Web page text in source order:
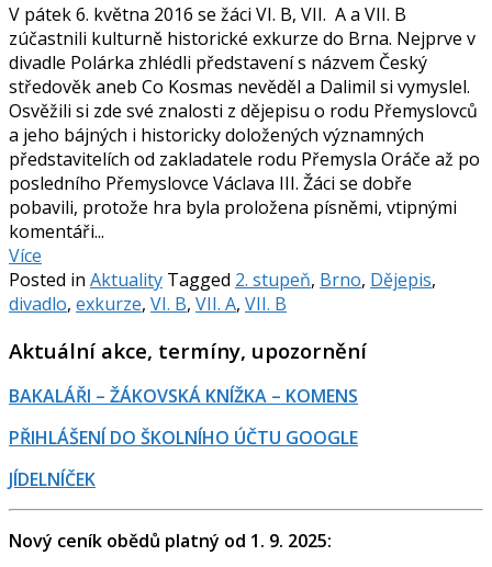
V pátek 6. května 2016 se žáci VI. B, VII. A a VII. B
zúčastnili kulturně historické exkurze do Brna. Nejprve v
divadle Polárka zhlédli představení s názvem Český
středověk aneb Co Kosmas nevěděl a Dalimil si vymyslel.
Osvěžili si zde své znalosti z dějepisu o rodu Přemyslovců
a jeho bájných i historicky doložených významných
představitelích od zakladatele rodu Přemysla Oráče až po
posledního Přemyslovce Václava III. Žáci se dobře
pobavili, protože hra byla proložena písněmi, vtipnými
komentáři...
Více
Posted in Aktuality Tagged 2. stupeň, Brno, Dějepis,
divadlo, exkurze, VI. B, VII. A, VII. B
Aktuální akce, termíny, upozornění
BAKALÁŘI – ŽÁKOVSKÁ KNÍŽKA – KOMENS
PŘIHLÁŠENÍ DO ŠKOLNÍHO ÚČTU GOOGLE
JÍDELNÍČEK
Nový ceník obědů platný od 1. 9. 2025: